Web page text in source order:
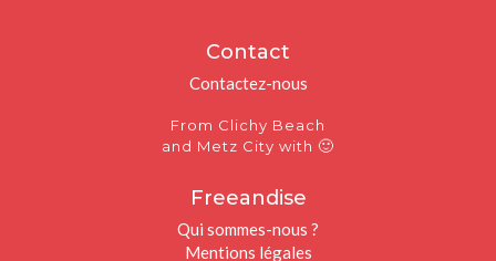
Contact
Contactez-nous
From Clichy Beach
and Metz City with 🙂
Freeandise
Qui sommes-nous ?
Mentions légales